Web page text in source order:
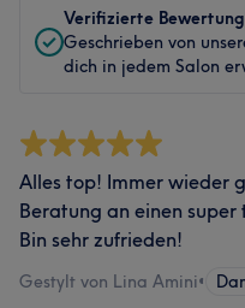
Verifizierte
Geschrieben von
dich in jedem Salon
Alles top! Immer wieder
Beratung an einen
Bin sehr zufrieden!
Gestylt von Lina Amini•